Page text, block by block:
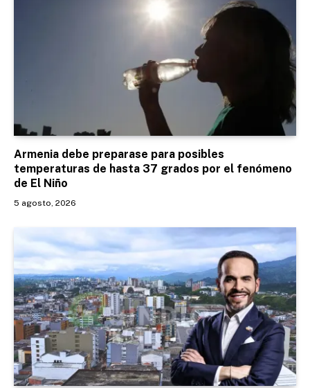
Armenia debe preparase para posibles
temperaturas de hasta 37 grados por el fenómeno
de El Niño
5 agosto, 2026